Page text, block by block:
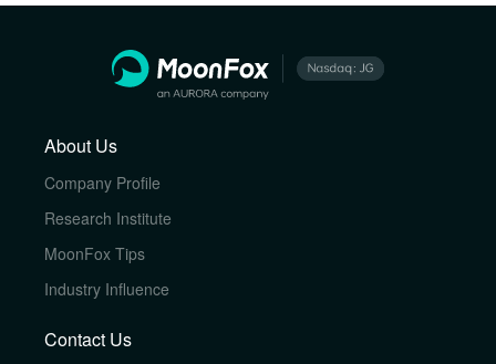
About Us
Company Profile
Research Institute
MoonFox Tips
Industry Influence
Contact Us